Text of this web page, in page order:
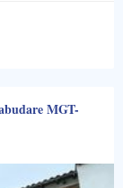
MGT-